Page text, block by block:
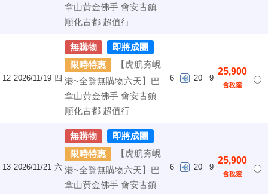
拿山黃金佛手 會安古鎮
順化古都 超值行
12 2026/11/19 四
無購物
即將成團
限時特惠
【虎航夯峴
港~全覽無購物六天】巴
拿山黃金佛手 會安古鎮
順化古都 超值行
6 20 9
25,900
含稅簽
13 2026/11/21 六
無購物
即將成團
限時特惠
【虎航夯峴
港~全覽無購物六天】巴
拿山黃金佛手 會安古鎮
6 20 9
25,900
含稅簽